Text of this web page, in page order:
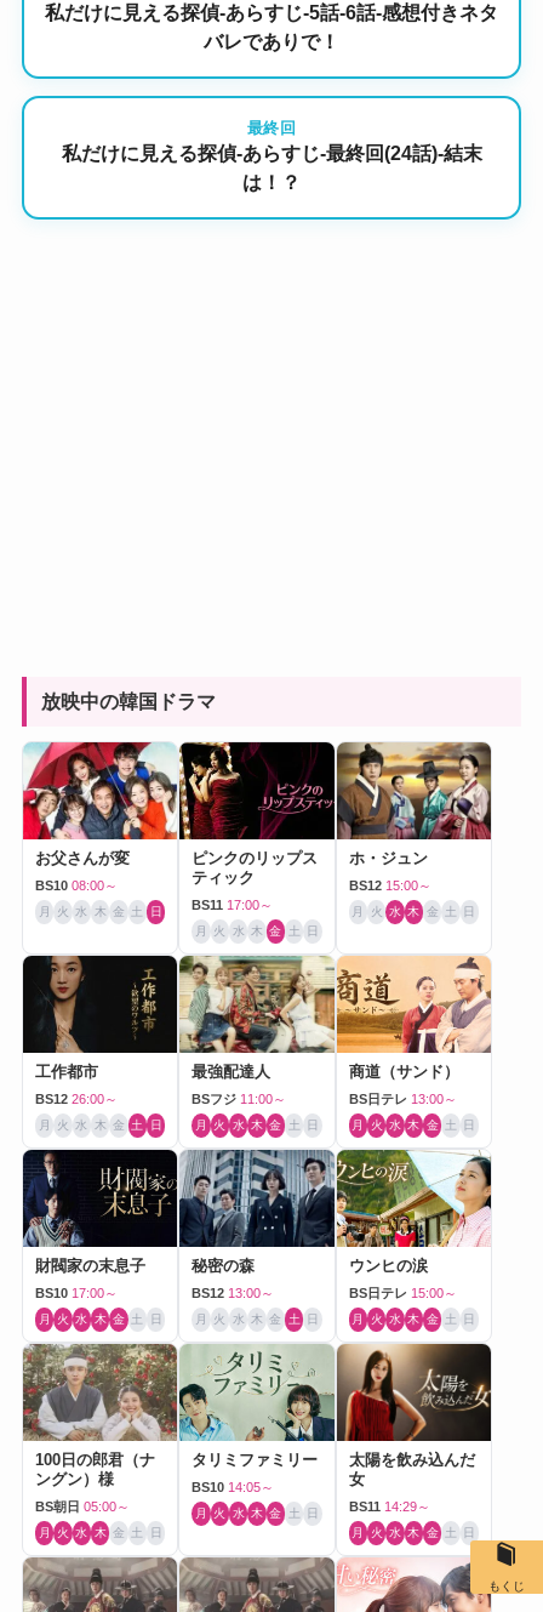
私だけに見える探偵-あらすじ-5話-6話-感想付きネタ
バレでありで！
最終回
私だけに見える探偵-あらすじ-最終回(24話)-結末
は！？
放映中の韓国ドラマ
お父さんが変
BS10 08:00～
月 火 水 木 金 土 日
ピンクのリップス
ティック
BS11 17:00～
月 火 水 木 金 土 日
ホ・ジュン
BS12 15:00～
月 火 水 木 金 土 日
工作都市
BS12 26:00～
月 火 水 木 金 土 日
最強配達人
BSフジ 11:00～
月 火 水 木 金 土 日
商道（サンド）
BS日テレ 13:00～
月 火 水 木 金 土 日
財閥家の末息子
BS10 17:00～
月 火 水 木 金 土 日
秘密の森
BS12 13:00～
月 火 水 木 金 土 日
ウンヒの涙
BS日テレ 15:00～
月 火 水 木 金 土 日
100日の郎君（ナ
ングン）様
BS朝日 05:00～
月 火 水 木 金 土 日
タリミファミリー
BS10 14:05～
月 火 水 木 金 土 日
太陽を飲み込んだ
女
BS11 14:29～
月 火 水 木 金 土 日
もくじ